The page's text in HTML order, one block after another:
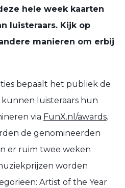
hele week kaarten
luisteraars. Kijk op
manieren om erbij
bepaalt het publiek de
kunnen luisteraars hun
via FunX.nl/awards.
de genomineerden
er ruim twee weken
worden
Artist of the Year